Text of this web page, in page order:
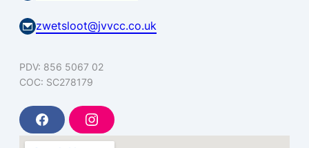
zwetsloot@jvvcc.co.uk
PDV: 856 5067 02
COC: SC278179
F
a
I
n